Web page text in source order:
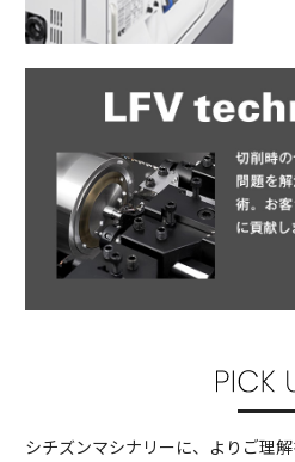
シチズンマシナリーに、よりご理